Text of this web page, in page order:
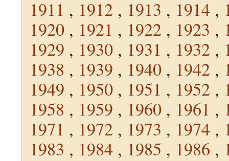
1911 , 1912 , 1913 , 1914 ,
1920 , 1921 , 1922 , 1923 ,
1929 , 1930 , 1931 , 1932 ,
1938 , 1939 , 1940 , 1942 ,
1949 , 1950 , 1951 , 1952 ,
1958 , 1959 , 1960 , 1961 ,
1971 , 1972 , 1973 , 1974 ,
1983 , 1984 , 1985 , 1986 ,